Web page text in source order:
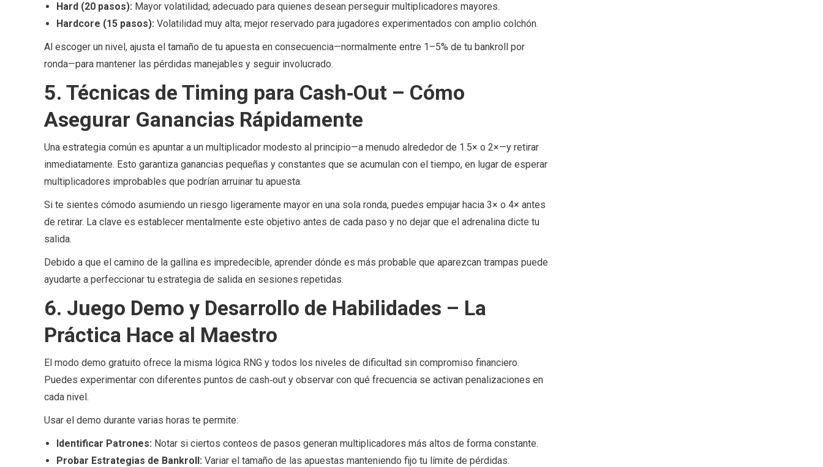
Hard (20 pasos): Mayor volatilidad; adecuado para quienes desean perseguir multiplicadores mayores.
Hardcore (15 pasos): Volatilidad muy alta; mejor reservado para jugadores experimentados con amplio colchón.
Al escoger un nivel, ajusta el tamaño de tu apuesta en consecuencia—normalmente entre 1–5% de tu bankroll por
ronda—para mantener las pérdidas manejables y seguir involucrado.
5. Técnicas de Timing para Cash‑Out – Cómo
Asegurar Ganancias Rápidamente
Una estrategia común es apuntar a un multiplicador modesto al principio—a menudo alrededor de 1.5× o 2×—y retirar
inmediatamente. Esto garantiza ganancias pequeñas y constantes que se acumulan con el tiempo, en lugar de esperar
multiplicadores improbables que podrían arruinar tu apuesta.
Si te sientes cómodo asumiendo un riesgo ligeramente mayor en una sola ronda, puedes empujar hacia 3× o 4× antes
de retirar. La clave es establecer mentalmente este objetivo antes de cada paso y no dejar que el adrenalina dicte tu
salida.
Debido a que el camino de la gallina es impredecible, aprender dónde es más probable que aparezcan trampas puede
ayudarte a perfeccionar tu estrategia de salida en sesiones repetidas.
6. Juego Demo y Desarrollo de Habilidades – La
Práctica Hace al Maestro
El modo demo gratuito ofrece la misma lógica RNG y todos los niveles de dificultad sin compromiso financiero.
Puedes experimentar con diferentes puntos de cash‑out y observar con qué frecuencia se activan penalizaciones en
cada nivel.
Usar el demo durante varias horas te permite:
Identificar Patrones: Notar si ciertos conteos de pasos generan multiplicadores más altos de forma constante.
Probar Estrategias de Bankroll: Variar el tamaño de las apuestas manteniendo fijo tu límite de pérdidas.